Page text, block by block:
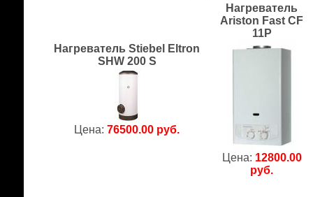
Нагреватель Stiebel Eltron
SHW 200 S
Цена:76500.00 руб.
Нагреватель
Ariston Fast CF
11P
Цена: 12800.00
руб.